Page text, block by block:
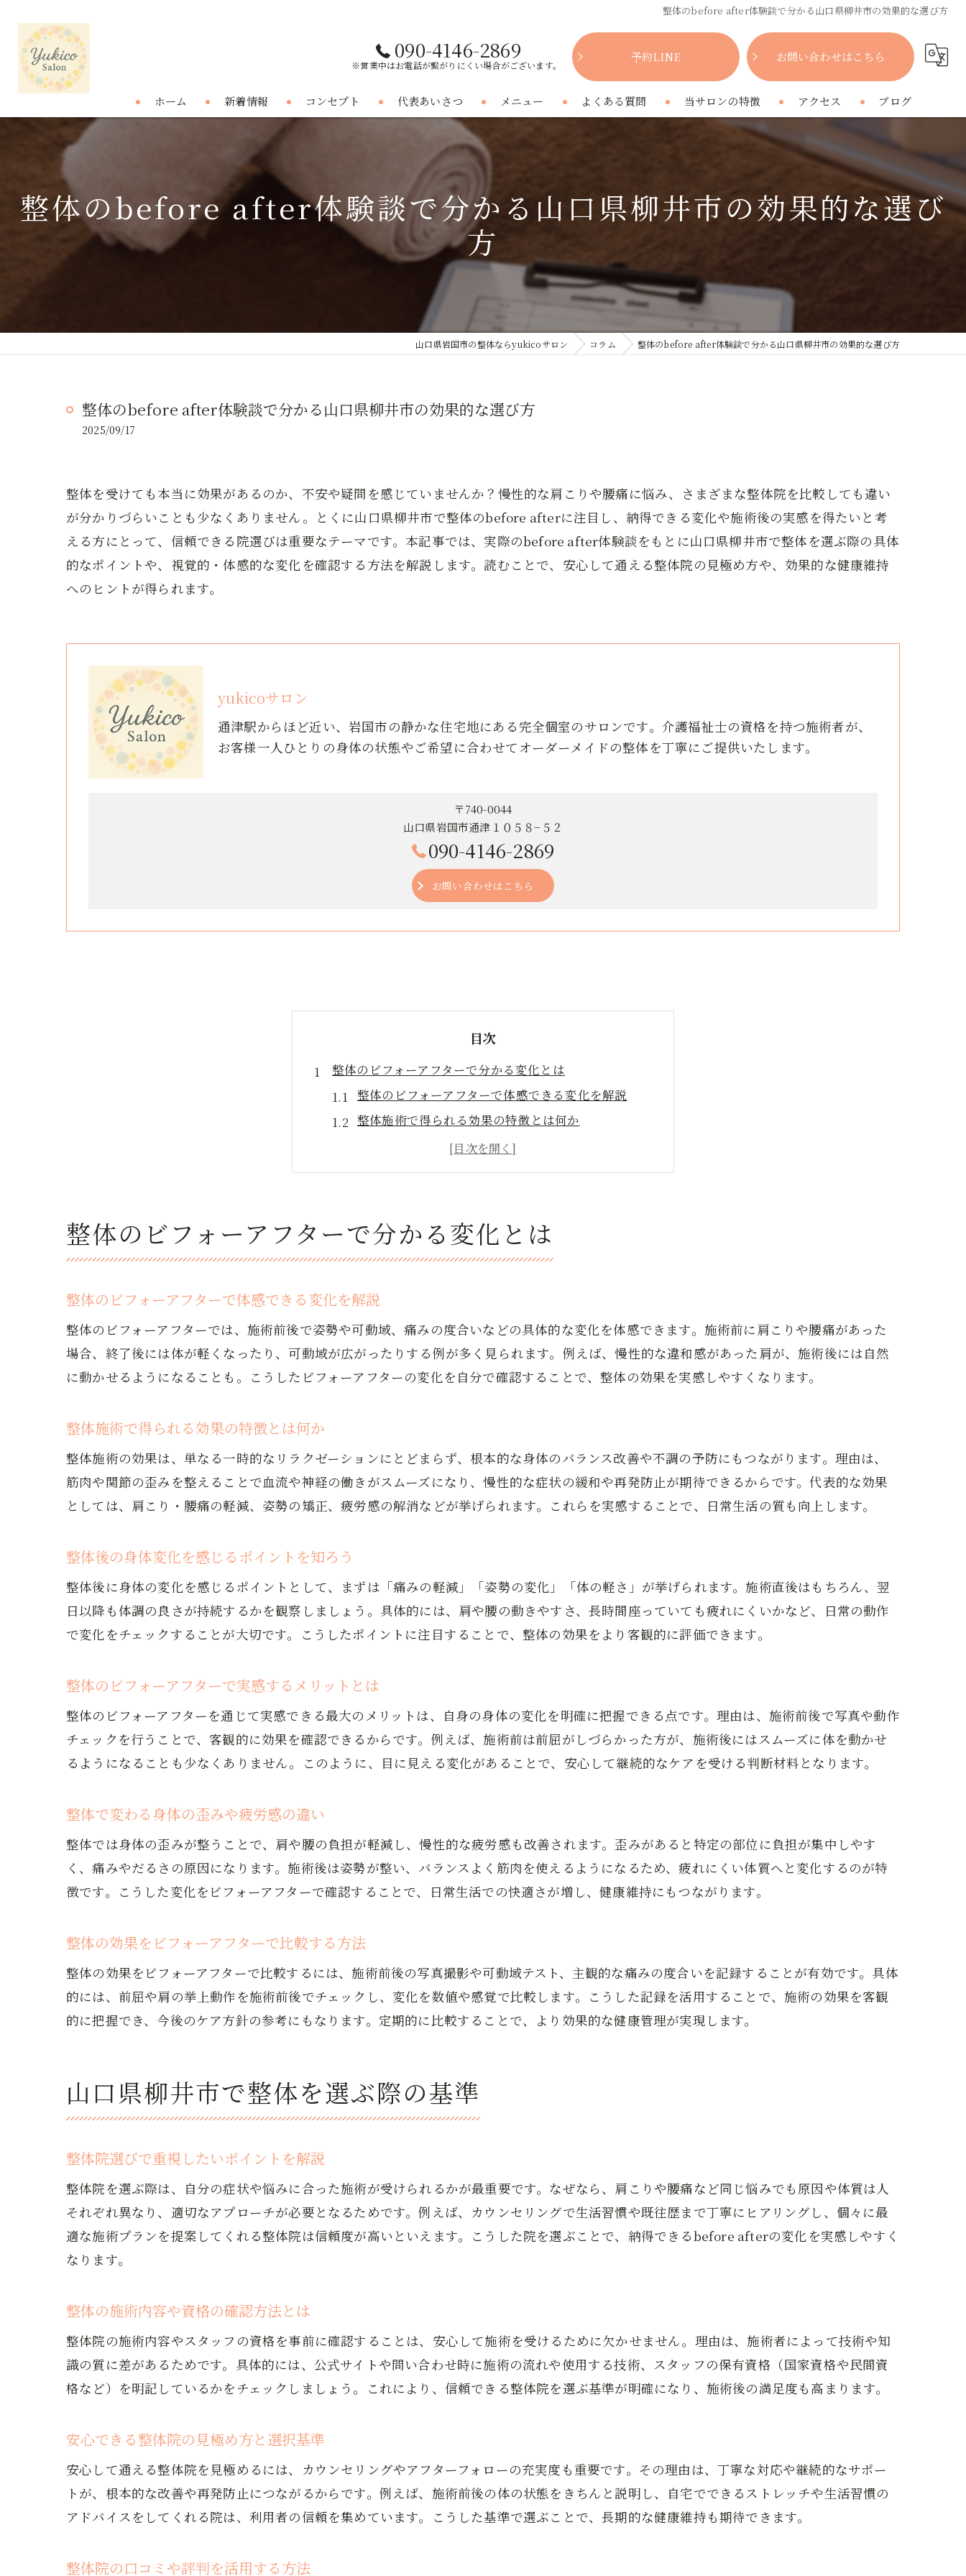
整体のbefore after体験談で分かる山口県柳井市の効果的な選び方
090-4146-2869
※営業中はお電話が繋がりにくい場合がございます。
予約LINE お問い合わせはこちら
ホーム 新着情報 コンセプト 代表あいさつ メニュー よくある質問 当サロンの特徴
腰痛
プライベートサロン
アクセス ブログ
コラム
整体のbefore after体験談で分かる山口県柳井市の効果的な選び
方
山口県岩国市の整体ならyukicoサロン コラム 整体のbefore after体験談で分かる山口県柳井市の効果的な選び方
整体のbefore after体験談で分かる山口県柳井市の効果的な選び方
2025/09/17
整体を受けても本当に効果があるのか、不安や疑問を感じていませんか？慢性的な肩こりや腰痛に悩み、さまざまな整体院を比較しても違い
が分かりづらいことも少なくありません。とくに山口県柳井市で整体のbefore afterに注目し、納得できる変化や施術後の実感を得たいと考
える方にとって、信頼できる院選びは重要なテーマです。本記事では、実際のbefore after体験談をもとに山口県柳井市で整体を選ぶ際の具体
的なポイントや、視覚的・体感的な変化を確認する方法を解説します。読むことで、安心して通える整体院の見極め方や、効果的な健康維持
へのヒントが得られます。
yukicoサロン
通津駅からほど近い、岩国市の静かな住宅地にある完全個室のサロンです。介護福祉士の資格を持つ施術者が、
お客様一人ひとりの身体の状態やご希望に合わせてオーダーメイドの整体を丁寧にご提供いたします。
〒740-0044
山口県岩国市通津１０５８−５２
090-4146-2869
お問い合わせはこちら
目次
整体のビフォーアフターで分かる変化とは
整体のビフォーアフターで体感できる変化を解説
整体施術で得られる効果の特徴とは何か
整体後の身体変化を感じるポイントを知ろう
整体のビフォーアフターで実感するメリットとは
整体の効果をビフォーアフターで比較する方法
山口県柳井市で整体を選ぶ際の基準
整体の施術内容や資格の確認方法とは
安心できる整体院の見極め方と選択基準
整体院の口コミや評判を活用する方法
整体のビフォーアフター体験談を参考にするコツ
整体ビフォーアフターの体感を高める方法
整体前後の比較で見逃せないポイント解説
慢性痛改善に整体が効果的な理由
整体で再発防止を目指すためのポイント
整体の体験談から見る慢性痛改善の実例
体験談から学ぶ整体の選び方ポイント
整体体験で見極めるべき大切な要素とは
整体の実例から学ぶ失敗しない選び方
整体院選びで注目したいサービス内容
整体後の変化を見極めるコツを伝授
整体後の体調変化を正しく観察する方法
整体ビフォーアフターを記録して比較するコツ
整体施術後に感じる変化の把握ポイント
整体の変化を客観的に判断するコツ
整体院選びで信頼を築くコミュニケーション術
整体体験で得る健康維持のヒントを解説
整体のビフォーアフターで分かる変化とは
整体のビフォーアフターで体感できる変化を解説
整体のビフォーアフターでは、施術前後で姿勢や可動域、痛みの度合いなどの具体的な変化を体感できます。施術前に肩こりや腰痛があった
場合、終了後には体が軽くなったり、可動域が広がったりする例が多く見られます。例えば、慢性的な違和感があった肩が、施術後には自然
に動かせるようになることも。こうしたビフォーアフターの変化を自分で確認することで、整体の効果を実感しやすくなります。
整体施術で得られる効果の特徴とは何か
整体施術の効果は、単なる一時的なリラクゼーションにとどまらず、根本的な身体のバランス改善や不調の予防にもつながります。理由は、
筋肉や関節の歪みを整えることで血流や神経の働きがスムーズになり、慢性的な症状の緩和や再発防止が期待できるからです。代表的な効果
としては、肩こり・腰痛の軽減、姿勢の矯正、疲労感の解消などが挙げられます。これらを実感することで、日常生活の質も向上します。
整体後の身体変化を感じるポイントを知ろう
整体後に身体の変化を感じるポイントとして、まずは「痛みの軽減」「姿勢の変化」「体の軽さ」が挙げられます。施術直後はもちろん、翌
日以降も体調の良さが持続するかを観察しましょう。具体的には、肩や腰の動きやすさ、長時間座っていても疲れにくいかなど、日常の動作
で変化をチェックすることが大切です。こうしたポイントに注目することで、整体の効果をより客観的に評価できます。
整体のビフォーアフターで実感するメリットとは
整体のビフォーアフターを通じて実感できる最大のメリットは、自身の身体の変化を明確に把握できる点です。理由は、施術前後で写真や動作
チェックを行うことで、客観的に効果を確認できるからです。例えば、施術前は前屈がしづらかった方が、施術後にはスムーズに体を動かせ
るようになることも少なくありません。このように、目に見える変化があることで、安心して継続的なケアを受ける判断材料となります。
整体で変わる身体の歪みや疲労感の違い
整体では身体の歪みが整うことで、肩や腰の負担が軽減し、慢性的な疲労感も改善されます。歪みがあると特定の部位に負担が集中しやす
く、痛みやだるさの原因になります。施術後は姿勢が整い、バランスよく筋肉を使えるようになるため、疲れにくい体質へと変化するのが特
徴です。こうした変化をビフォーアフターで確認することで、日常生活での快適さが増し、健康維持にもつながります。
整体の効果をビフォーアフターで比較する方法
整体の効果をビフォーアフターで比較するには、施術前後の写真撮影や可動域テスト、主観的な痛みの度合いを記録することが有効です。具体
的には、前屈や肩の挙上動作を施術前後でチェックし、変化を数値や感覚で比較します。こうした記録を活用することで、施術の効果を客観
的に把握でき、今後のケア方針の参考にもなります。定期的に比較することで、より効果的な健康管理が実現します。
山口県柳井市で整体を選ぶ際の基準
整体院選びで重視したいポイントを解説
整体院を選ぶ際は、自分の症状や悩みに合った施術が受けられるかが最重要です。なぜなら、肩こりや腰痛など同じ悩みでも原因や体質は人
それぞれ異なり、適切なアプローチが必要となるためです。例えば、カウンセリングで生活習慣や既往歴まで丁寧にヒアリングし、個々に最
適な施術プランを提案してくれる整体院は信頼度が高いといえます。こうした院を選ぶことで、納得できるbefore afterの変化を実感しやすく
なります。
整体の施術内容や資格の確認方法とは
整体院の施術内容やスタッフの資格を事前に確認することは、安心して施術を受けるために欠かせません。理由は、施術者によって技術や知
識の質に差があるためです。具体的には、公式サイトや問い合わせ時に施術の流れや使用する技術、スタッフの保有資格（国家資格や民間資
格など）を明記しているかをチェックしましょう。これにより、信頼できる整体院を選ぶ基準が明確になり、施術後の満足度も高まります。
安心できる整体院の見極め方と選択基準
安心して通える整体院を見極めるには、カウンセリングやアフターフォローの充実度も重要です。その理由は、丁寧な対応や継続的なサポー
トが、根本的な改善や再発防止につながるからです。例えば、施術前後の体の状態をきちんと説明し、自宅でできるストレッチや生活習慣の
アドバイスをしてくれる院は、利用者の信頼を集めています。こうした基準で選ぶことで、長期的な健康維持も期待できます。
整体院の口コミや評判を活用する方法